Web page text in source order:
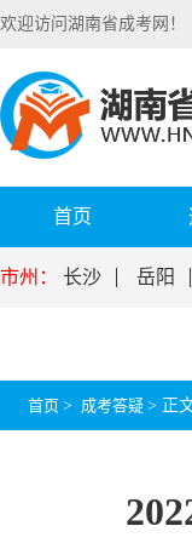
欢迎访问湖南省成考网！
首页
市州： 长沙 岳阳
首页 > 成考答疑 > 正